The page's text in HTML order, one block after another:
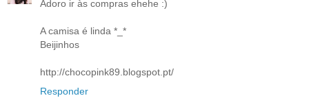
Adoro ir às compras ehehe :)
A camisa é linda *_*
Beijinhos
http://chocopink89.blogspot.pt/
Responder